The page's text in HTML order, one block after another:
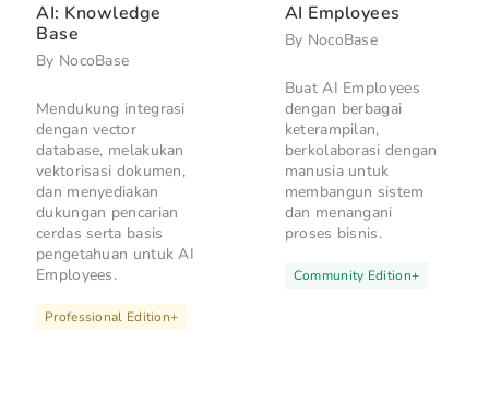
AI: Knowledge
Base
By NocoBase
Mendukung integrasi
dengan vector
database, melakukan
vektorisasi dokumen,
dan menyediakan
dukungan pencarian
cerdas serta basis
pengetahuan untuk AI
Employees.
Professional Edition+
AI Employees
By NocoBase
Buat AI Employees
dengan berbagai
keterampilan,
berkolaborasi dengan
manusia untuk
membangun sistem
dan menangani
proses bisnis.
Community Edition+